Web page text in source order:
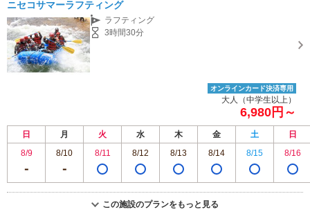
ニセコサマーラフティング
ラフティング
3時間30分
オンラインカード決済専用
大人（中学生以上）
6,980円～
日 月 火 水 木 金 土
日
8/9
8/10 8/11 8/12 8/13 8/14 8/15 8/16
この施設のプランをもっと見る